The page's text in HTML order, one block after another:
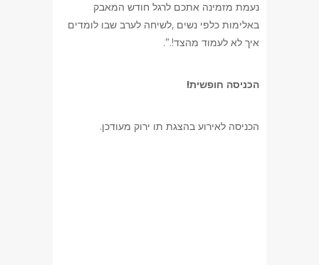
נעמת מזמינה אתכם לרגל חודש המאבק
באלימות כלפי נשים ,לשיחה לערב שבו לומדים
איך לא לעמוד מהצד!.”.
הכניסה חופשית!
הכניסה לאירוע בהצגת תו ירוק מעודכן.